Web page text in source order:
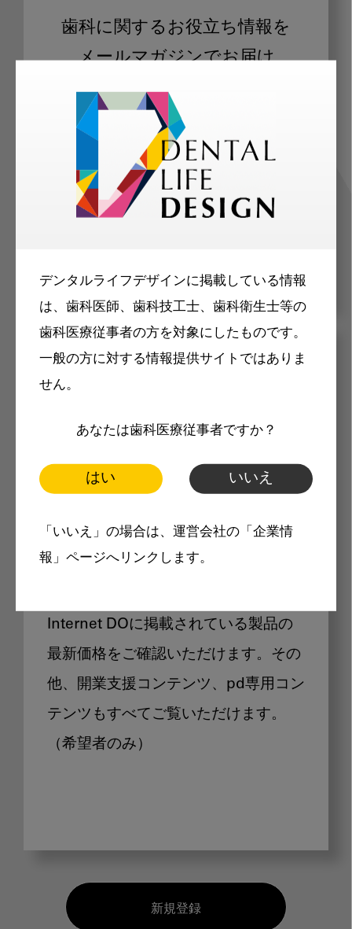
デンタルライフデザインに掲載している情報
は、歯科医師、歯科技工士、歯科衛生士等の
歯科医療従事者の方を対象にしたものです。
一般の方に対する情報提供サイトではありま
せん。
あなたは歯科医療従事者ですか？
はい いいえ
「いいえ」の場合は、運営会社の「企業情
報」ページへリンクします。
歯科に関するお役立ち情報を
メールマガジンでお届け
ご登録いただいた職種（歯科医師、歯
科衛生士、歯科技工士）に合わせた内
容のメールマガジンをお届けします。
メリット
製品価格も閲覧可能
Internet DOに掲載されている製品の
最新価格をご確認いただけます。その
他、開業支援コンテンツ、pd専用コン
テンツもすべてご覧いただけます。
（希望者のみ）
新規登録